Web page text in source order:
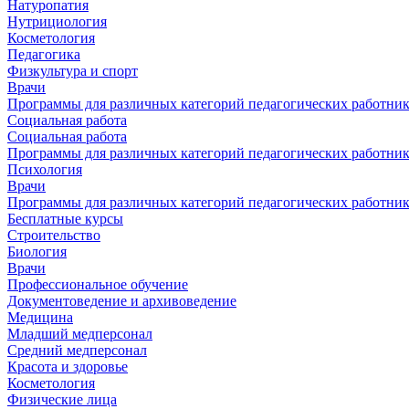
Натуропатия
Нутрициология
Косметология
Педагогика
Физкультура и спорт
Врачи
Программы для различных категорий педагогических
Социальная работа
Социальная работа
Программы для различных категорий педагогических
Психология
Врачи
Программы для различных категорий педагогических
Бесплатные курсы
Строительство
Биология
Врачи
Профессиональное обучение
Документоведение и архивоведение
Медицина
Младший медперсонал
Средний медперсонал
Красота и здоровье
Косметология
Физические лица